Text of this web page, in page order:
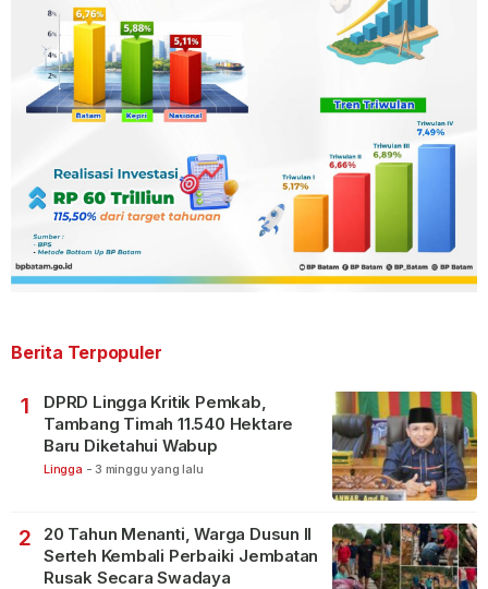
Berita Terpopuler
1
DPRD Lingga Kritik Pemkab,
Tambang Timah 11.540 Hektare
Baru Diketahui Wabup
Lingga - 3 minggu yang lalu
2
20 Tahun Menanti, Warga Dusun II
Serteh Kembali Perbaiki Jembatan
Rusak Secara Swadaya